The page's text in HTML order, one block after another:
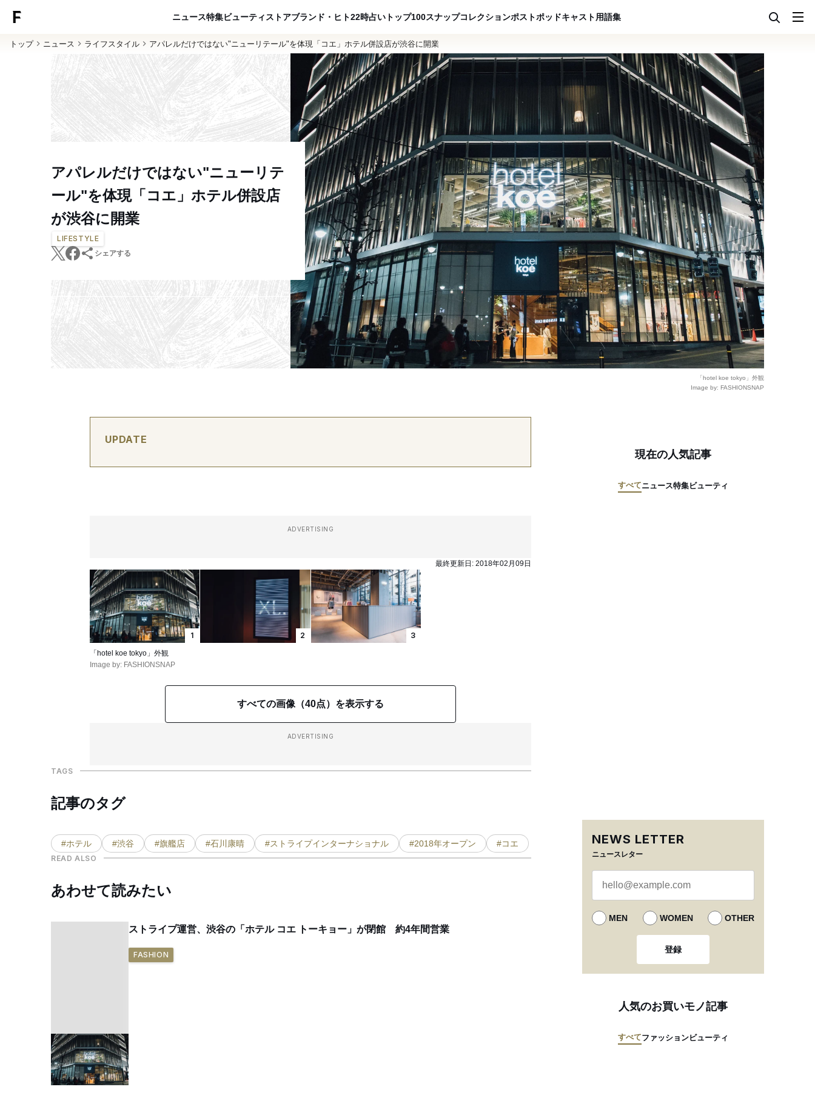
ニュース特集ビューティ ストアブランド・ヒト22時占い トップ100スナップコレクションポストポッドキャスト用語集
トップ ニュース ライフスタイル アパレルだけではない"ニューリテール"を体現「コエ」ホテル併設店が渋谷に開業
アパレルだけではない"ニューリテ
ール"を体現「コエ」ホテル併設店
が渋谷に開業
LIFESTYLE
シェアする
「hotel koe tokyo」外観
Image by: FASHIONSNAP
UPDATE
ADVERTISING
最終更新日: 2018年02月09日
1
「hotel koe tokyo」外観
Image by: FASHIONSNAP
2 3
すべての画像（40点）を表示する
ADVERTISING
TAGS
記事のタグ
#ホテル #渋谷 #旗艦店 #石川康晴 #ストライプインターナショナル #2018年オープン #コエ
READ ALSO
あわせて読みたい
ストライプ運営、渋谷の「ホテル コエ トーキョー」が閉館 約4年間営業
FASHION
現在の人気記事
すべてニュース特集ビューティ
NEWS LETTER
ニュースレター
MEN WOMEN OTHER
登録
人気のお買いモノ記事
すべてファッションビューティ